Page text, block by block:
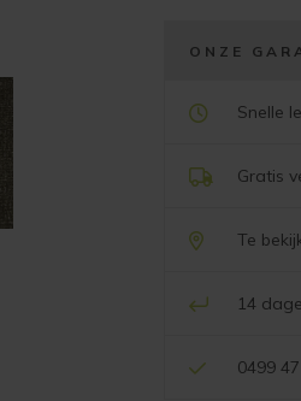
ONZE
Snelle
Gratis
Te
14
0499